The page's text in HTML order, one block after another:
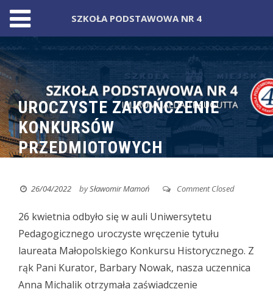
Skip
to
content
UROCZYSTE ZAKOŃCZENIE
KONKURSÓW
PRZEDMIOTOWYCH
26/04/2022 bySławomir Mamoń Comment Closed
26 kwietnia odbyło się w auli Uniwersytetu
Pedagogicznego uroczyste wręczenie tytułu
laureata Małopolskiego Konkursu Historycznego. Z
rąk Pani Kurator, Barbary Nowak, nasza uczennica
Anna Michalik otrzymała zaświadczenie
SZKOŁA PODSTAWOWA NR 4